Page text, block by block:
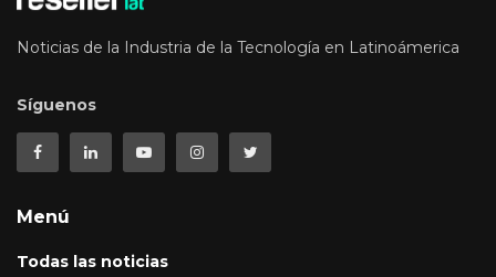
Noticias de la Industria de la Tecnología en Latinoámerica
Síguenos
Menú
Todas las noticias